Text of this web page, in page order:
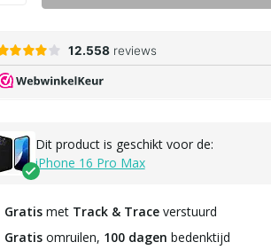
Dit product is geschikt voor de:
iPhone 16 Pro Max
Gratismet Track & Traceverstuurd
Gratisomruilen, 100 dagen bedenktijd